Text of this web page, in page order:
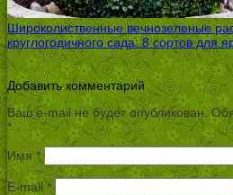
Широколиственные вечнозеленые
круглогодичного сада: 8 сортов для
Добавить комментарий
Ваш e-mail не будет опубликован.
*
Имя *
E-mail*